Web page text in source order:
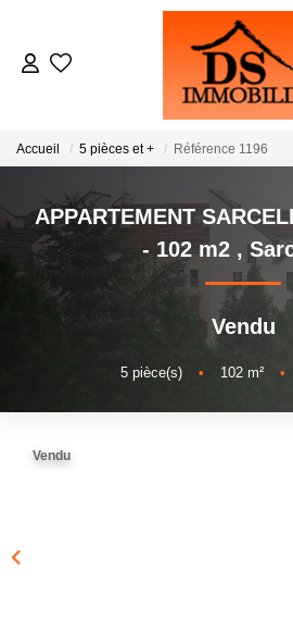
ACHATS
GESTION
NOTRE
Accueil 5 pièces et + Référence 1196
APPARTEMENT
- 102 m2 ,
Vendu
5 pièce(s) • 102 m² •
Vendu